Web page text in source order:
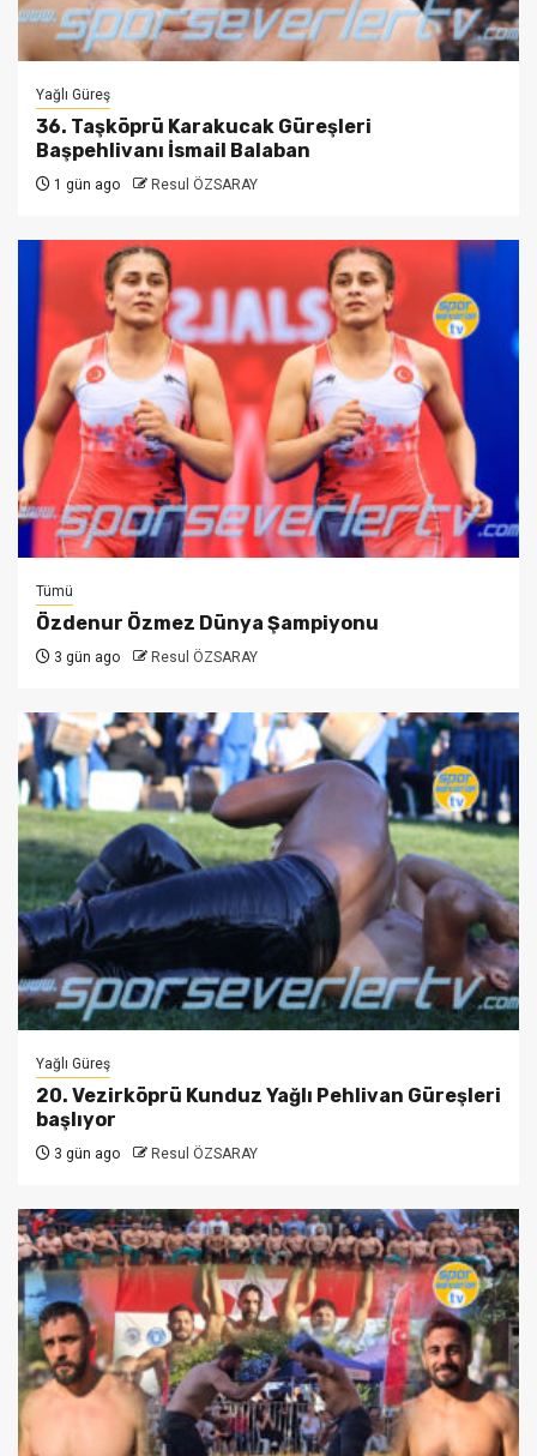
Yağlı Güreş
36. Taşköprü Karakucak Güreşleri
Başpehlivanı İsmail Balaban
1 gün ago Resul ÖZSARAY
Tümü
Özdenur Özmez Dünya Şampiyonu
3 gün ago Resul ÖZSARAY
Yağlı Güreş
20. Vezirköprü Kunduz Yağlı Pehlivan Güreşleri
başlıyor
3 gün ago Resul ÖZSARAY